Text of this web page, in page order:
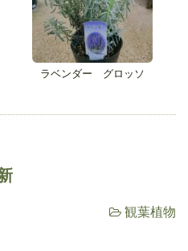
ラベンダー グロッソ
観葉植物